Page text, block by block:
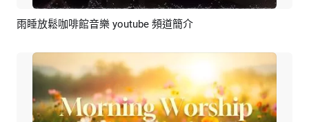
預覽 編輯
雨睡放鬆咖啡館音樂 youtube 頻道簡介